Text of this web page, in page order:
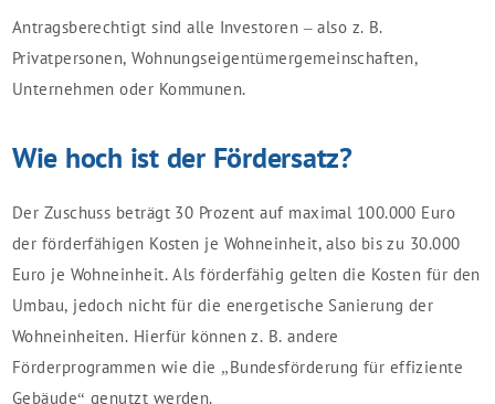
Antragsberechtigt sind alle Investoren – also z. B.
Privatpersonen, Wohnungseigentümergemeinschaften,
Unternehmen oder Kommunen.
Wie hoch ist der Fördersatz?
Der Zuschuss beträgt 30 Prozent auf maximal 100.000 Euro
der förderfähigen Kosten je Wohneinheit, also bis zu 30.000
Euro je Wohneinheit. Als förderfähig gelten die Kosten für den
Umbau, jedoch nicht für die energetische Sanierung der
Wohneinheiten. Hierfür können z. B. andere
Förderprogrammen wie die „Bundesförderung für effiziente
Gebäude“ genutzt werden.